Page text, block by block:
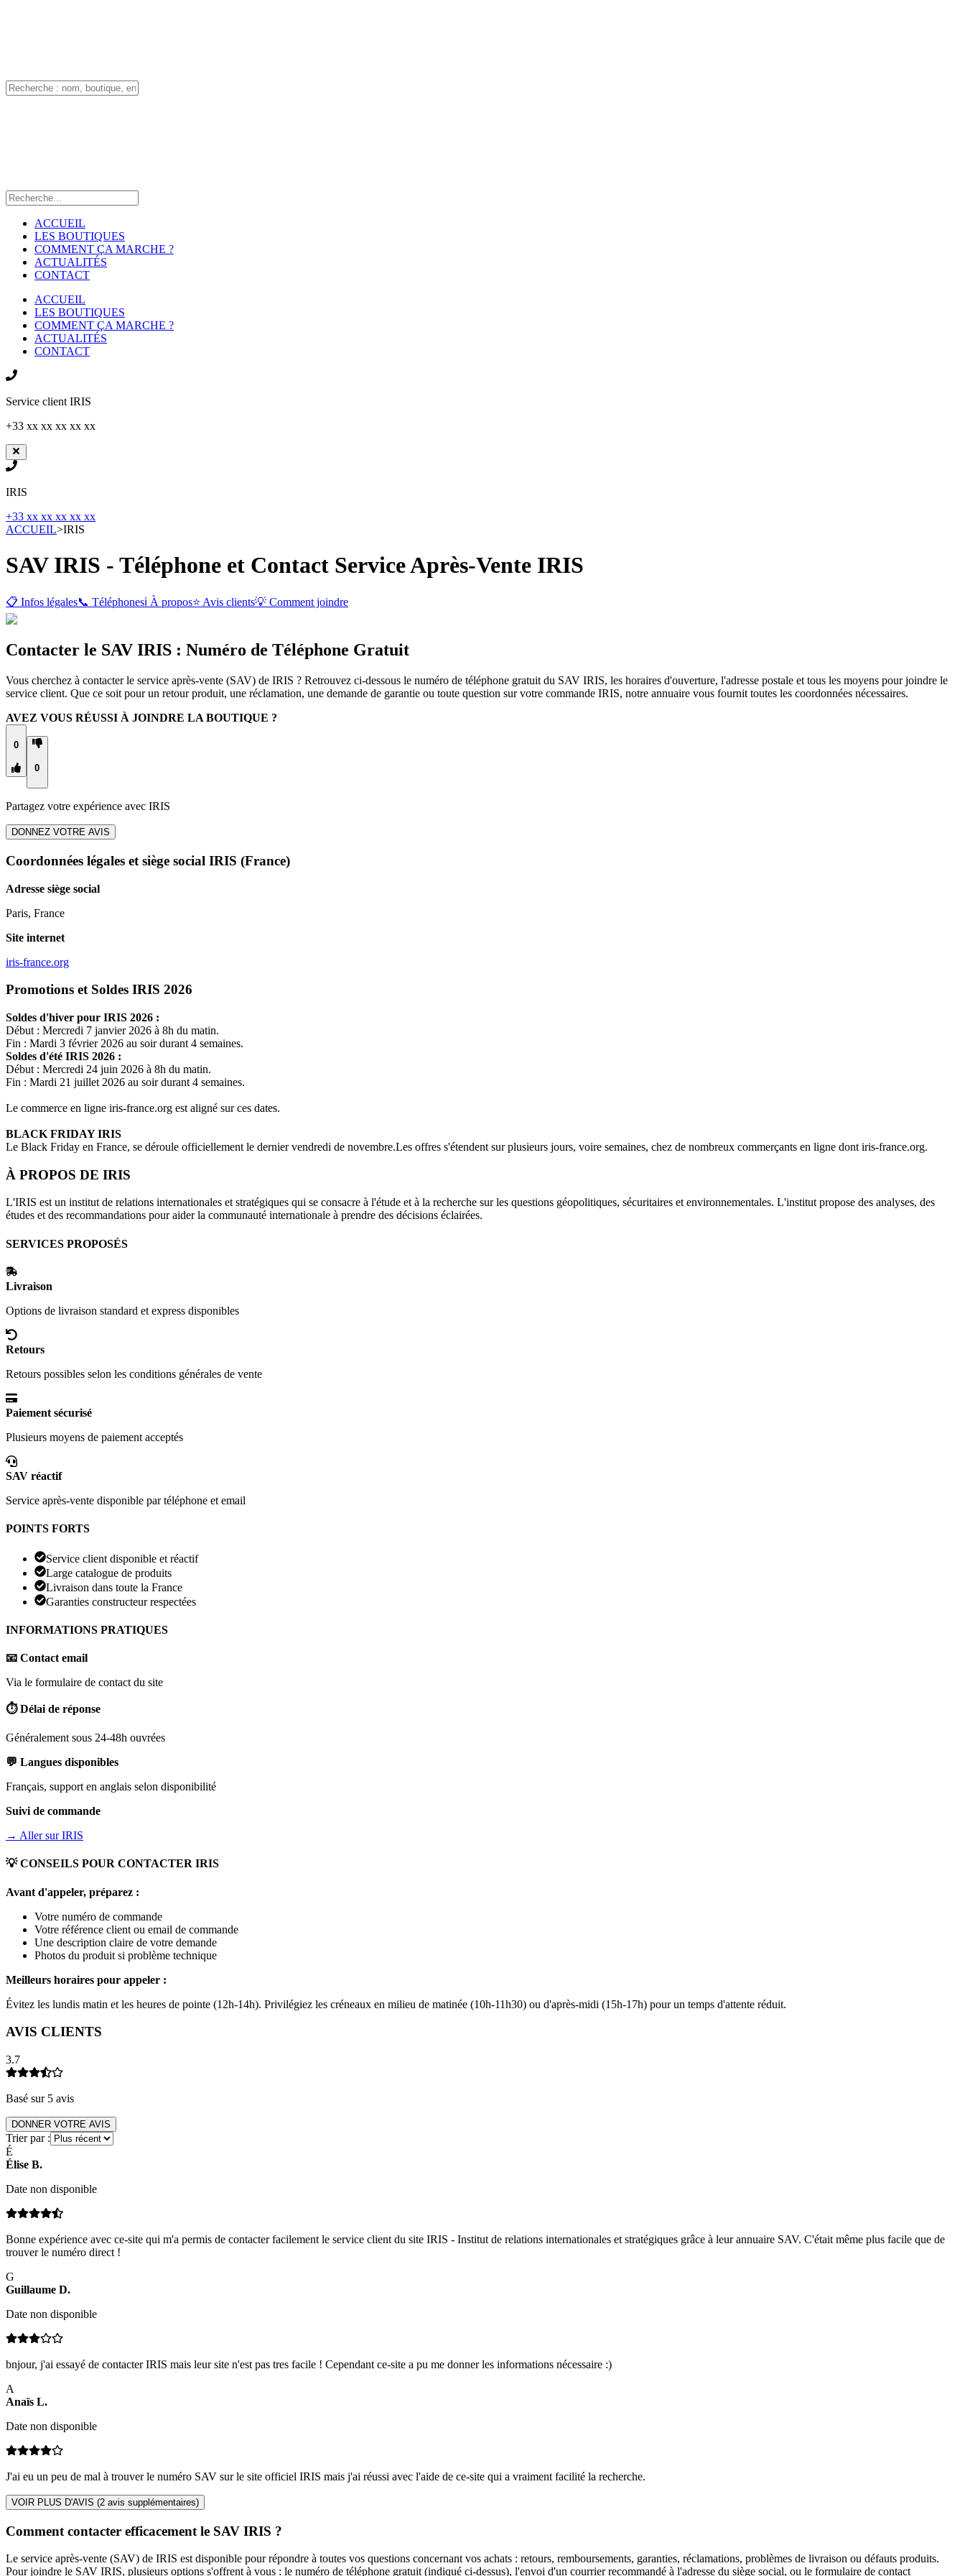
ACCUEIL
LES BOUTIQUES
COMMENT ÇA MARCHE ?
ACTUALITÉS
CONTACT
ACCUEIL
LES BOUTIQUES
COMMENT ÇA MARCHE ?
ACTUALITÉS
CONTACT
Service client IRIS
+33 xx xx xx xx xx
IRIS
+33 xx xx xx xx xx
ACCUEIL>IRIS
SAV IRIS - Téléphone et Contact Service Après-Vente IRIS
📋 Infos légales📞 Téléphonesℹ️ À propos⭐ Avis clients💡 Comment joindre
Contacter le SAV IRIS : Numéro de Téléphone Gratuit
Vous cherchez à contacter le service après-vente (SAV) de IRIS ? Retrouvez ci-dessous le numéro de téléphone gratuit du SAV IRIS, les horaires d'ouverture, l'adresse postale et tous les moyens pour joindre le
service client. Que ce soit pour un retour produit, une réclamation, une demande de garantie ou toute question sur votre commande IRIS, notre annuaire vous fournit toutes les coordonnées nécessaires.
AVEZ VOUS RÉUSSI À JOINDRE LA BOUTIQUE ?
0
0
Partagez votre expérience avec IRIS
DONNEZ VOTRE AVIS
Coordonnées légales et siège social IRIS (France)
Adresse siège social
Paris, France
Site internet
iris-france.org
Promotions et Soldes IRIS 2026
Soldes d'hiver pour IRIS 2026 :
Début : Mercredi 7 janvier 2026 à 8h du matin.
Fin : Mardi 3 février 2026 au soir durant 4 semaines.
Soldes d'été IRIS 2026 :
Début : Mercredi 24 juin 2026 à 8h du matin.
Fin : Mardi 21 juillet 2026 au soir durant 4 semaines.
Le commerce en ligne iris-france.org est aligné sur ces dates.
BLACK FRIDAYIRIS
Le Black Friday en France, se déroule officiellement le dernier vendredi de novembre.Les offres s'étendent sur plusieurs jours, voire semaines, chez de nombreux commerçants en ligne dont iris-france.org.
À PROPOS DE IRIS
L'IRIS est un institut de relations internationales et stratégiques qui se consacre à l'étude et à la recherche sur les questions géopolitiques, sécuritaires et environnementales. L'institut propose des analyses, des
études et des recommandations pour aider la communauté internationale à prendre des décisions éclairées.
SERVICES PROPOSÉS
Livraison
Options de livraison standard et express disponibles
Retours
Retours possibles selon les conditions générales de vente
Paiement sécurisé
Plusieurs moyens de paiement acceptés
SAV réactif
Service après-vente disponible par téléphone et email
POINTS FORTS
Service client disponible et réactif
Large catalogue de produits
Livraison dans toute la France
Garanties constructeur respectées
INFORMATIONS PRATIQUES
📧 Contact email
Via le formulaire de contact du site
⏱️ Délai de réponse
Généralement sous 24-48h ouvrées
💬 Langues disponibles
Français, support en anglais selon disponibilité
Suivi de commande
→ Aller surIRIS
💡 CONSEILS POUR CONTACTER IRIS
Avant d'appeler, préparez :
Votre numéro de commande
Votre référence client ou email de commande
Une description claire de votre demande
Photos du produit si problème technique
Meilleurs horaires pour appeler :
Évitez les lundis matin et les heures de pointe (12h-14h). Privilégiez les créneaux en milieu de matinée (10h-11h30) ou d'après-midi (15h-17h) pour un temps d'attente réduit.
AVIS CLIENTS
3.7
Basé sur 5 avis
DONNER VOTRE AVIS
Trier par :
É
Élise B.
Date non disponible
Bonne expérience avec ce-site qui m'a permis de contacter facilement le service client du site IRIS - Institut de relations internationales et stratégiques grâce à leur annuaire SAV. C'était même plus facile que de
trouver le numéro direct !
G
Guillaume D.
Date non disponible
bnjour, j'ai essayé de contacter IRIS mais leur site n'est pas tres facile ! Cependant ce-site a pu me donner les informations nécessaire :)
A
Anaïs L.
Date non disponible
J'ai eu un peu de mal à trouver le numéro SAV sur le site officiel IRIS mais j'ai réussi avec l'aide de ce-site qui a vraiment facilité la recherche.
VOIR PLUS D'AVIS (2 avis supplémentaires)
Comment contacter efficacement le SAV IRIS ?
Le service après-vente (SAV) de IRIS est disponible pour répondre à toutes vos questions concernant vos achats : retours, remboursements, garanties, réclamations, problèmes de livraison ou défauts produits.
Pour joindre le SAV IRIS, plusieurs options s'offrent à vous : le numéro de téléphone gratuit (indiqué ci-dessus), l'envoi d'un courrier recommandé à l'adresse du siège social, ou le formulaire de contact